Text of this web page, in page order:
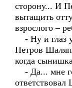
сторону... И
вытащить
взрослого –
- Ну и глаз
Петров
когда
- Да... мне